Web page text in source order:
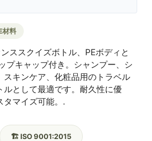
材料
ススクイズボトル、PEボディと
プキャップ付き。シャンプー、シ
スキンケア、化粧品用のトラベル
ルとして最適です。耐久性に優
タマイズ可能。.
🏗️ ISO 9001:2015